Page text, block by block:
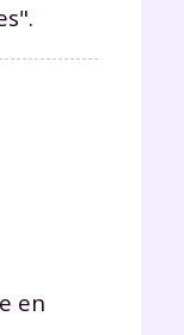
en